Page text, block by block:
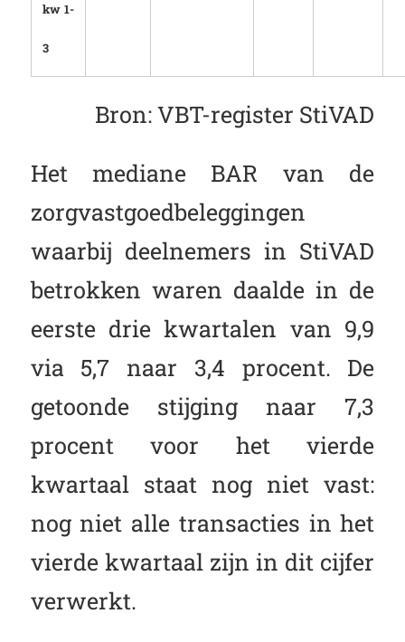
kw 1-
3
Bron: VBT-register StiVAD
Het mediane BAR van de
zorgvastgoedbeleggingen
waarbij deelnemers in StiVAD
betrokken waren daalde in de
eerste drie kwartalen van 9,9
via 5,7 naar 3,4 procent. De
getoonde stijging naar 7,3
procent voor het vierde
kwartaal staat nog niet vast:
nog niet alle transacties in het
vierde kwartaal zijn in dit cijfer
verwerkt.